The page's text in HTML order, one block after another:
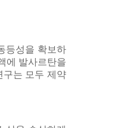
등성을 확보하
에 발사르탄을
구는 모두 제약